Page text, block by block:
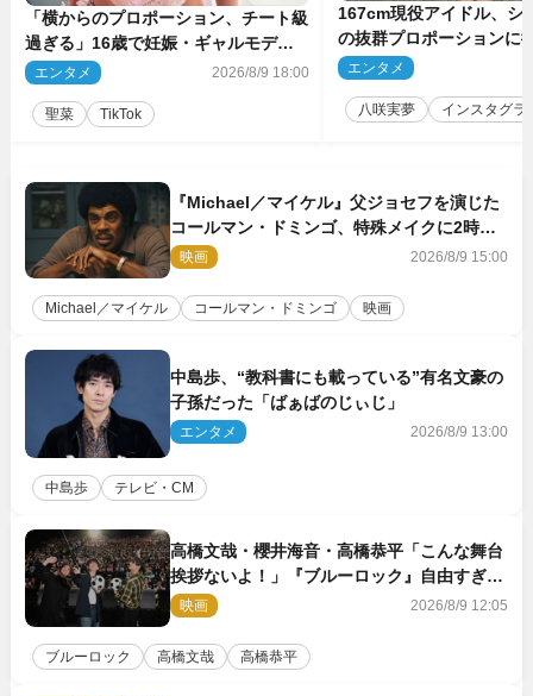
「横からのプロポーション、チート級
過ぎる」16歳で妊娠・ギャルモデ
ル、最新投稿にネット衝撃「美しすぎ
エンタメ 2026/8/9 18:00
聖菜 TikTok
167cm現役アイドル、シ
の抜群プロポーションに
ぎる」
エンタメ
八咲実夢 インスタグラ
『Michael／マイケル』父ジョセフを演じた
コールマン・ドミンゴ、特殊メイクに2時間
半かかっていた
映画 2026/8/9 15:00
Michael／マイケル コールマン・ドミンゴ 映画
中島歩、“教科書にも載っている”有名文豪の
子孫だった「ばぁばのじぃじ」
エンタメ 2026/8/9 13:00
中島歩 テレビ・CM
高橋文哉・櫻井海音・高橋恭平「こんな舞台
挨拶ないよ！」『ブルーロック』自由すぎる
イベントレポート
映画 2026/8/9 12:05
ブルーロック 高橋文哉 高橋恭平